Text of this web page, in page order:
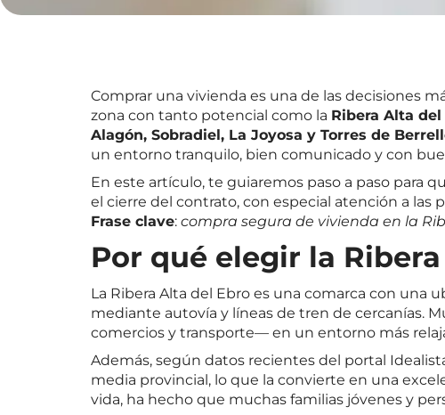
Comprar una vivienda es una de las decisiones
zona con tanto potencial como la Ribera Alta del
Alagón, Sobradiel, La Joyosa y Torres de
un entorno tranquilo, bien comunicado y con
En este artículo, te guiaremos paso a paso para
el cierre del contrato, con especial atención a
Frase clave: compra segura de vivienda en la
Por qué elegir la
La Ribera Alta del Ebro es una comarca con una
mediante autovía y líneas de tren de cercanías.
comercios y transporte— en un entorno más
Además, según datos recientes del portal
media provincial, lo que la convierte en una
vida, ha hecho que muchas familias jóvenes y